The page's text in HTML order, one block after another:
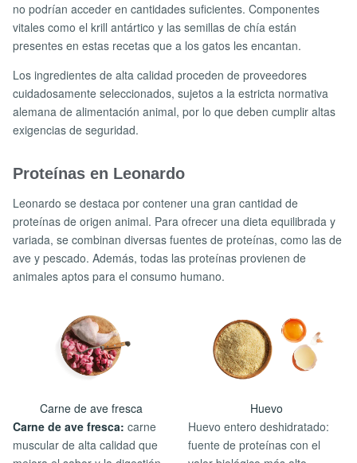
no podrían acceder en cantidades suficientes. Componentes
vitales como el krill antártico y las semillas de chía están
presentes en estas recetas que a los gatos les encantan.
Los ingredientes de alta calidad proceden de proveedores
cuidadosamente seleccionados, sujetos a la estricta normativa
alemana de alimentación animal, por lo que deben cumplir altas
exigencias de seguridad.
Proteínas en Leonardo
Leonardo se destaca por contener una gran cantidad de
proteínas de origen animal. Para ofrecer una dieta equilibrada y
variada, se combinan diversas fuentes de proteínas, como las de
ave y pescado. Además, todas las proteínas provienen de
animales aptos para el consumo humano.
Carne de ave fresca
Carne de ave fresca: carne
muscular de alta calidad que
Huevo
Huevo entero deshidratado:
fuente de proteínas con el